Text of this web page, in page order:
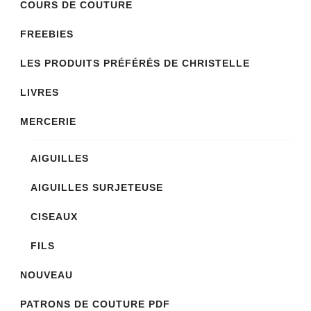
COURS DE COUTURE
FREEBIES
LES PRODUITS PRÉFÉRÉS DE CHRISTELLE
LIVRES
MERCERIE
AIGUILLES
AIGUILLES SURJETEUSE
CISEAUX
FILS
NOUVEAU
PATRONS DE COUTURE PDF